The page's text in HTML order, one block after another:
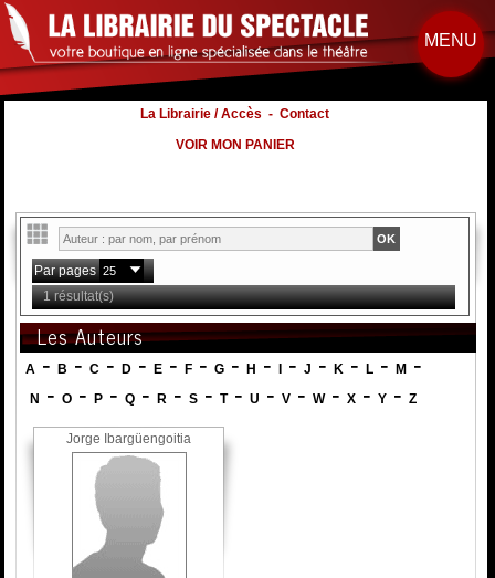
MENU
La Librairie / Accès -Contact
VOIR MON PANIER
Par pages
1 résultat(s)
Les Auteurs
A - B - C- D- E- F- G- H - - J - K - L- M-
N -O -P -Q -R -S -T-U -V -W-X -Y -Z
Jorge Ibargüengoitia